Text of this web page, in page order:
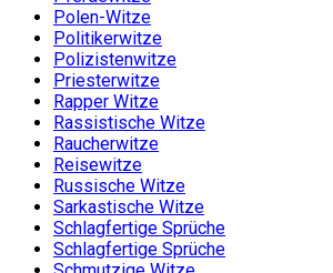
Polen-Witze
Politikerwitze
Polizistenwitze
Priesterwitze
Rapper Witze
Rassistische Witze
Raucherwitze
Reisewitze
Russische Witze
Sarkastische Witze
Schlagfertige Sprüche
Schlagfertige Sprüche